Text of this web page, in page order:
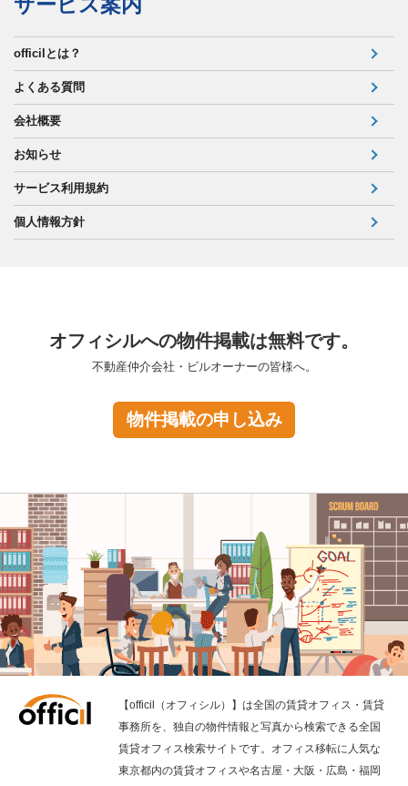
officilとは？
よくある質問
会社概要
お知らせ
サービス利用規約
個人情報方針
オフィシルへの物件掲載は無料です。
不動産仲介会社・ビルオーナーの皆様へ。
物件掲載の申し込み
【officil（オフィシル）】は全国の賃貸オフィス・賃貸
事務所を、独自の物件情報と写真から検索できる全国
賃貸オフィス検索サイトです。オフィス移転に人気な
東京都内の賃貸オフィスや名古屋・大阪・広島・福岡